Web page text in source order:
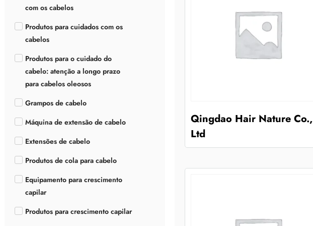
com os cabelos
Produtos para cuidados com os
cabelos
Produtos para o cuidado do
cabelo: atenção a longo prazo
para cabelos oleosos
Grampos de cabelo
Máquina de extensão de cabelo
Extensões de cabelo
Produtos de cola para cabelo
Equipamento para crescimento
capilar
Produtos para crescimento capilar
Qingdao Hair Nature Co.,
Ltd